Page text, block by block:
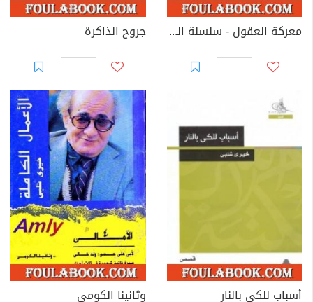
معركة العقول - سلسلة المتخصصون جروح الذاكرة
أسباب للكي بالنار وثانينا الكومي